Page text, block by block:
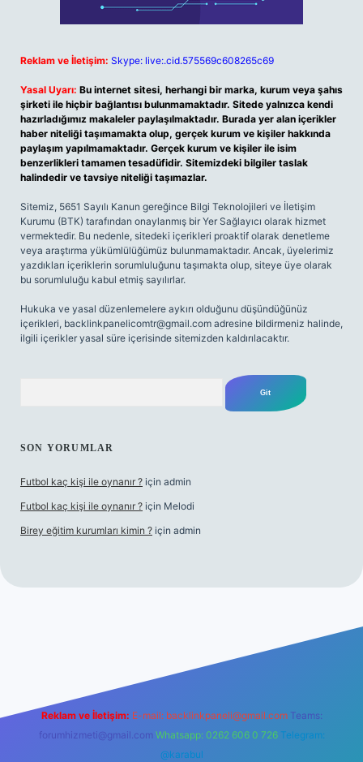
Reklam ve İletişim: Skype: live:.cid.575569c608265c69
Yasal Uyarı: Bu internet sitesi, herhangi bir marka, kurum veya şahıs
şirketi ile hiçbir bağlantısı bulunmamaktadır. Sitede yalnızca kendi
hazırladığımız makaleler paylaşılmaktadır. Burada yer alan içerikler
haber niteliği taşımamakta olup, gerçek kurum ve kişiler hakkında
paylaşım yapılmamaktadır. Gerçek kurum ve kişiler ile isim
benzerlikleri tamamen tesadüfidir. Sitemizdeki bilgiler taslak
halindedir ve tavsiye niteliği taşımazlar.
Sitemiz, 5651 Sayılı Kanun gereğince Bilgi Teknolojileri ve İletişim
Kurumu (BTK) tarafından onaylanmış bir Yer Sağlayıcı olarak hizmet
vermektedir. Bu nedenle, sitedeki içerikleri proaktif olarak denetleme
veya araştırma yükümlülüğümüz bulunmamaktadır. Ancak, üyelerimiz
yazdıkları içeriklerin sorumluluğunu taşımakta olup, siteye üye olarak
bu sorumluluğu kabul etmiş sayılırlar.
Hukuka ve yasal düzenlemelere aykırı olduğunu düşündüğünüz
içerikleri, backlinkpanelicomtr@gmail.com adresine bildirmeniz halinde,
ilgili içerikler yasal süre içerisinde sitemizden kaldırılacaktır.
SON YORUMLAR
Futbol kaç kişi ile oynanır ? için admin
Futbol kaç kişi ile oynanır ? için Melodi
Birey eğitim kurumları kimin ? için admin
Reklam ve İletişim: E-mail: backlinkpaneli@gmail.com Teams:
forumhizmeti@gmail.com Whatsapp: 0262 606 0 726 Telegram:
@karabul